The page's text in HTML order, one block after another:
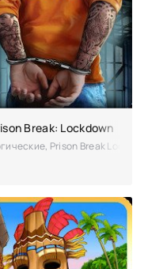
денег)
на творчестве, ведь
Break: Lockdown
Prison Break